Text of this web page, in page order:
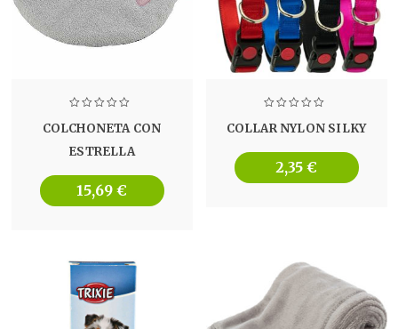
COLCHONETA CON
ESTRELLA
15,69 €
COLLAR NYLON SILKY
2,35 €